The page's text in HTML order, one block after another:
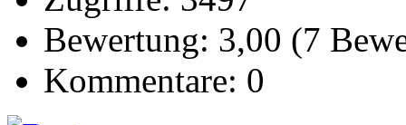
Bewertung: 3,00 (7
Kommentare: 0